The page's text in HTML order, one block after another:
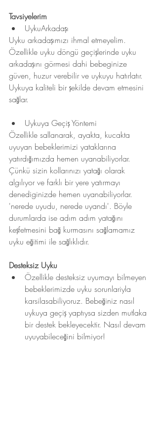
Tavsiyelerim
UykuArkadaşı
Uyku arkadaşımızı ihmal etmeyelim.
Özellikle uyku döngü geçişlerinde uyku
arkadaşını görmesi dahi bebeginize
güven, huzur verebilir ve uykuyu hatırlatır.
Uykuya kaliteli bir şekilde devam etmesini
sağlar.
Uykuya Geçiş Yöntemi
Özellikle sallanarak, ayakta, kucakta
uyuyan bebeklerimizi yataklarına
yatırdığımızda hemen uyanabiliyorlar.
Çünkü sizin kollarınızı yatağı olarak
algılıyor ve farklı bir yere yatırmayı
denediginizde hemen uyanabiliyorlar.
'nerede uyudu, nerede uyandı'. Böyle
durumlarda ise adım adım yatağını
keşfetmesini bağ kurmasını sağlamamız
uyku eğitimi ile sağlıklıdır.
Desteksiz Uyku
Özellikle desteksiz uyumayı bilmeyen
bebeklerimizde uyku sorunlariyla
karsilasabiliyoruz. Bebeğiniz nasıl
uykuya geçiş yaptıysa sizden mutlaka
bir destek bekleyecektir. Nasıl devam
uyuyabileceğini bilmiyor!